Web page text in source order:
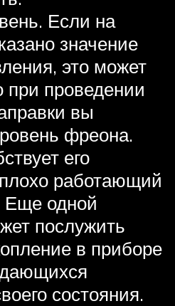
Если на
значение
это может
при проведении
вы
фреона.
его
работающий
Еще одной
послужить
в приборе
состояния.